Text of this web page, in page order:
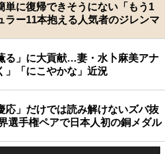
単に復帰できそうにない「もう1
ー11本抱える人気者のジレンマ
る」に大貢献…妻・水卜麻美アナ
」「にこやかな」近況
」だけでは読み解けないズバ抜
選手権ペアで日本人初の銅メダル